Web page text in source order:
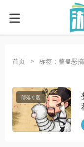
首页 > 标签：整蛊恶
部落专题